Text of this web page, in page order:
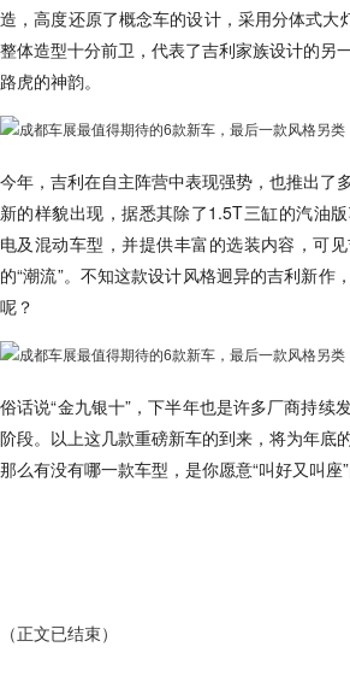
造，高度还原了概念车的设计，采用分体式大
整体造型十分前卫，代表了吉利家族设计的另
路虎的神韵。
今年，吉利在自主阵营中表现强势，也推出了
新的样貌出现，据悉其除了1.5T三缸的汽油
电及混动车型，并提供丰富的选装内容，可
的“潮流”。不知这款设计风格迥异的吉利新作
呢？
俗话说“金九银十”，下半年也是许多厂商持续
阶段。以上这几款重磅新车的到来，将为年底
那么有没有哪一款车型，是你愿意“叫好又叫座
（正文已结束）